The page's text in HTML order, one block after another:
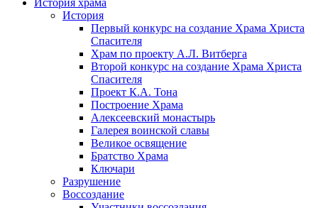
История храма
История
Первый конкурс на создание Храма Христа
Спасителя
Храм по проекту А.Л. Витберга
Второй конкурс на создание Храма Христа
Спасителя
Проект К.А. Тона
Построение Храма
Алексеевский монастырь
Галерея воинской славы
Великое освящение
Братство Храма
Ключари
Разрушение
Воссоздание